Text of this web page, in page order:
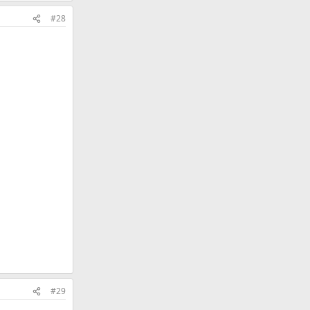
#28
#29